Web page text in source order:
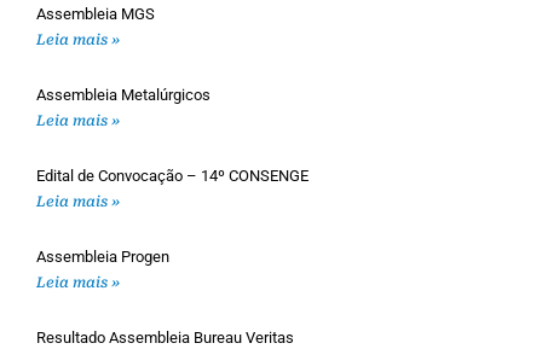
Assembleia MGS
Leia mais »
Assembleia Metalúrgicos
Leia mais »
Edital de Convocação – 14º CONSENGE
Leia mais »
Assembleia Progen
Leia mais »
Resultado Assembleia Bureau Veritas